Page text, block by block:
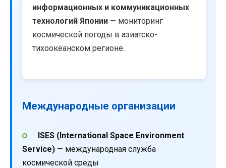
информационных и коммуникационных
технологий Японии — мониторинг
космической погоды в азиатско-
тихоокеанском регионе.
Международные организации
ISES (International Space Environment
Service) — международная служба
космической среды